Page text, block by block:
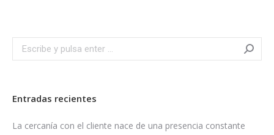
Search:
Entradas recientes
La cercanía con el cliente nace de una presencia constante